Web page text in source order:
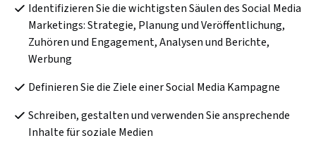
Identifizieren Sie die wichtigsten Säulen des Social Media
Marketings: Strategie, Planung und Veröffentlichung,
Zuhören und Engagement, Analysen und Berichte,
Werbung
Definieren Sie die Ziele einer Social Media Kampagne
Schreiben, gestalten und verwenden Sie ansprechende
Inhalte für soziale Medien